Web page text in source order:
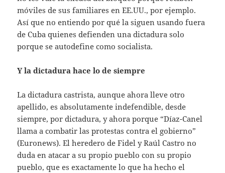
móviles de sus familiares en EE.UU., por ejemplo.
Así que no entiendo por qué la siguen usando fuera
de Cuba quienes defienden una dictadura solo
porque se autodefine como socialista.
Y la dictadura hace lo de siempre
La dictadura castrista, aunque ahora lleve otro
apellido, es absolutamente indefendible, desde
siempre, por dictadura, y ahora porque “Díaz-Canel
llama a combatir las protestas contra el gobierno”
(Euronews). El heredero de Fidel y Raúl Castro no
duda en atacar a su propio pueblo con su propio
pueblo, que es exactamente lo que ha hecho el